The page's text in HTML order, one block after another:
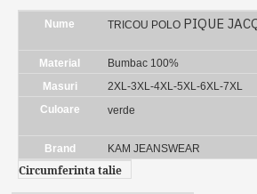
Nume TRICOU POLO PIQUE
Material
Bumbac 100%
Masuri
2XL-3XL-4XL-5XL-6XL-7XL
Culoare
verde
Brand KAM JEANSWEAR
Circumferinta talie